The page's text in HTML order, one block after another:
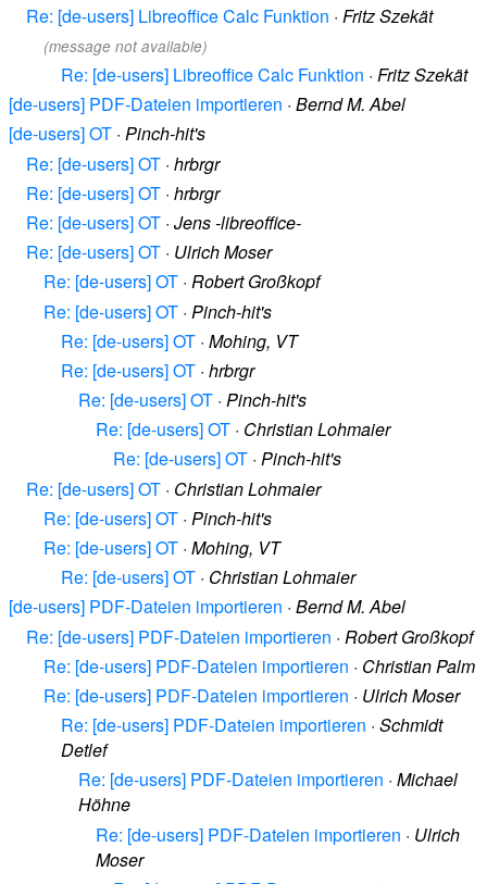
Re: [de-users] Libreoffice Calc Funktion · Fritz Szekät
(message not available)
Re: [de-users] Libreoffice Calc Funktion · Fritz Szekät
[de-users] PDF-Dateien importieren · Bernd M. Abel
[de-users] OT · Pinch-hit's
Re: [de-users] OT · hrbrgr
Re: [de-users] OT · hrbrgr
Re: [de-users] OT · Jens -libreoffice-
Re: [de-users] OT · Ulrich Moser
Re: [de-users] OT · Robert Großkopf
Re: [de-users] OT · Pinch-hit's
Re: [de-users] OT · Mohing, VT
Re: [de-users] OT · hrbrgr
Re: [de-users] OT · Pinch-hit's
Re: [de-users] OT · Christian Lohmaier
Re: [de-users] OT · Pinch-hit's
Re: [de-users] OT · Christian Lohmaier
Re: [de-users] OT · Pinch-hit's
Re: [de-users] OT · Mohing, VT
Re: [de-users] OT · Christian Lohmaier
[de-users] PDF-Dateien importieren · Bernd M. Abel
Re: [de-users] PDF-Dateien importieren · Robert Großkopf
Re: [de-users] PDF-Dateien importieren · Christian Palm
Re: [de-users] PDF-Dateien importieren · Ulrich Moser
Re: [de-users] PDF-Dateien importieren · Schmidt
Detlef
Re: [de-users] PDF-Dateien importieren · Michael
Höhne
Re: [de-users] PDF-Dateien importieren · Ulrich
Moser